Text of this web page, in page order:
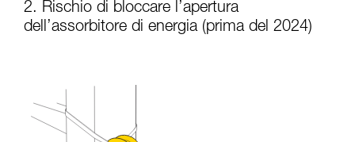
2. Rischio di bloccare l’apertura
dell’assorbitore di energia (prima del 2024)